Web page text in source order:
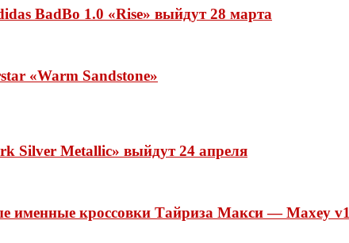
BadBo 1.0 «Rise» выйдут 28 марта
«Warm Sandstone»
Silver Metallic» выйдут 24 апреля
именные кроссовки Тайриза Макси — Maxey v1